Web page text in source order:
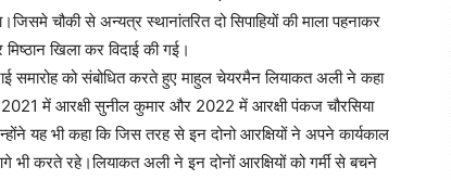
चौकी से अन्यत्र स्थानांतरित दो सिपाहियों की माला पहनाकर
खिला कर विदाई की गई।
समारोह को संबोधित करते हुए माहुल चेयरमैन लियाकत अली ने कहा
में आरक्षी सुनील कुमार और 2022 में आरक्षी पंकज चौरसिया
यह भी कहा कि जिस तरह से इन दोनो आरक्षियों ने अपने कार्यकाल
रहे।लियाकत अली ने इन दोनों आरक्षियों को गर्मी से बचने